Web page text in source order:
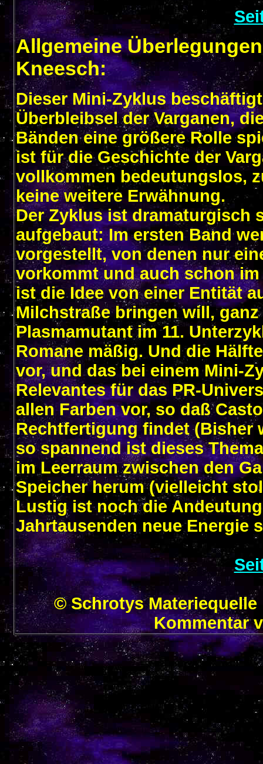
Allgemeine
Kneesch:
Dieser Mini-Zyklus
Überbleibsel der Varganen,
Bänden eine größere Rolle
ist für die Geschichte der
vollkommen bedeutungslos,
keine weitere Erwähnung.
Der Zyklus ist dramaturgisch
aufgebaut: Im ersten Band
vorgestellt, von denen nur
vorkommt und auch schon
ist die Idee von einer Entität
Milchstraße bringen will,
Plasmamutant im 11.
Romane mäßig. Und die
vor, und das bei einem Mini-
Relevantes für das PR-
allen Farben vor, so daß
Rechtfertigung findet (Bisher
so spannend ist dieses
im Leerraum zwischen den
Speicher herum (vielleicht
Lustig ist noch die
Jahrtausenden neue Energie
© Schrotys
Kommentar